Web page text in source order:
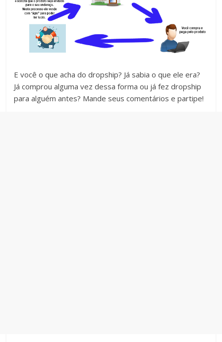
E você o que acha do dropship? Já sabia o que ele era?
Já comprou alguma vez dessa forma ou já fez dropship
para alguém antes? Mande seus comentários e partipe!